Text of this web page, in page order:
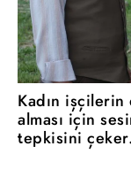
Kadın
alması için
tepkisini çeker.